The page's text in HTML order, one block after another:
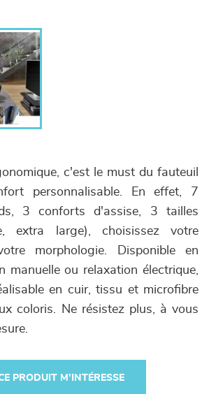
c'est le must du fauteuil
personnalisable. En effet, 7
3 conforts d'assise, 3 tailles
extra large), choisissez votre
morphologie. Disponible en
manuelle ou relaxation électrique,
en cuir, tissu et microfibre
coloris. Ne résistez plus, à vous
PRODUIT M'INTÉRESSE